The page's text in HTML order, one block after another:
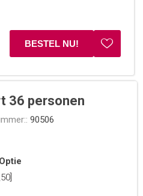
36 personen
90506
Optie